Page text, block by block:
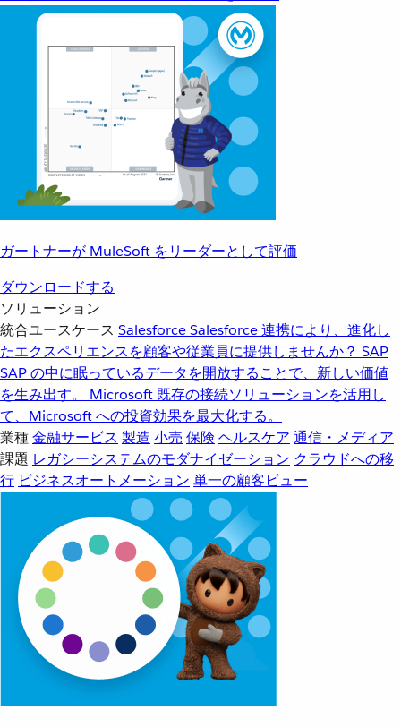
ガートナーが MuleSoft をリーダーとして評価
ダウンロードする
ソリューション
統合ユースケース SalesforceSalesforce 連携により、進化し
たエクスペリエンスを顧客や従業員に提供しませんか？ SAP
SAP の中に眠っているデータを開放することで、新しい価値
を生み出す。
Microsoft 既存の接続ソリューションを活用し
て、Microsoft への投資効果を最大化する。
業種金融サービス 製造 小売 保険 ヘルスケア 通信・メディア
課題 レガシーシステムのモダナイゼーション クラウドへの移
行 ビジネスオートメーション 単一の顧客ビュー